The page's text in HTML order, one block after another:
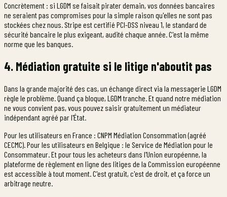
Concrètement : si LGDM se faisait pirater demain, vos données bancaires
ne seraient pas compromises pour la simple raison qu'elles ne sont pas
stockées chez nous. Stripe est certifié PCI-DSS niveau 1, le standard de
sécurité bancaire le plus exigeant, audité chaque année. C'est la même
norme que les banques.
4. Médiation gratuite si le litige n'aboutit pas
Dans la grande majorité des cas, un échange direct via la messagerie LGDM
règle le problème. Quand ça bloque, LGDM tranche. Et quand notre médiation
ne vous convient pas, vous pouvez saisir gratuitement un médiateur
indépendant agréé par l'État.
Pour les utilisateurs en France : CNPM Médiation Consommation (agréé
CECMC). Pour les utilisateurs en Belgique : le Service de Médiation pour le
Consommateur. Et pour tous les acheteurs dans l'Union européenne, la
plateforme de règlement en ligne des litiges de la Commission européenne
est accessible à tout moment. C'est gratuit, c'est de droit, et ça force un
arbitrage neutre.